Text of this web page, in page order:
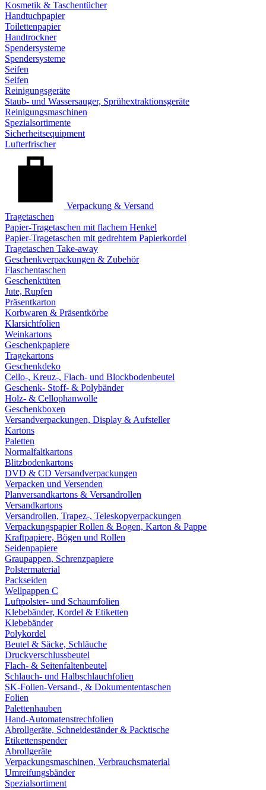
Kosmetik & Taschentücher
Handtuchpapier
Toilettenpapier
Handtrockner
Spendersysteme
Spendersysteme
Seifen
Seifen
Reinigungsgeräte
Staub- und Wassersauger, Sprühextraktionsgeräte
Reinigungsmaschinen
Spezialsortimente
Sicherheitsequipment
Lufterfrischer
Verpackung & Versand
Tragetaschen
Papier-Tragetaschen mit flachem Henkel
Papier-Tragetaschen mit gedrehtem Papierkordel
Tragetaschen Take-away
Geschenkverpackungen & Zubehör
Flaschentaschen
Geschenktüten
Jute, Rupfen
Präsentkarton
Korbwaren & Präsentkörbe
Klarsichtfolien
Weinkartons
Geschenkpapiere
Tragekartons
Geschenkdeko
Cello-, Kreuz-, Flach- und Blockbodenbeutel
Geschenk- Stoff- & Polybänder
Holz- & Cellophanwolle
Geschenkboxen
Versandverpackungen, Display & Aufsteller
Kartons
Paletten
Normalfaltkartons
Blitzbodenkartons
DVD & CD Versandverpackungen
Verpacken und Versenden
Planversandkartons & Versandrollen
Versandkartons
Versandrollen, Trapez-, Teleskopverpackungen
Verpackungspapier Rollen & Bogen, Karton & Pappe
Kraftpapiere, Bögen und Rollen
Seidenpapiere
Graupappen, Schrenzpapiere
Polstermaterial
Packseiden
Wellpappen C
Luftpolster- und Schaumfolien
Klebebänder, Kordel & Etiketten
Klebebänder
Polykordel
Beutel & Säcke, Schläuche
Druckverschlussbeutel
Flach- & Seitenfaltenbeutel
Schlauch- und Halbschlauchfolien
SK-Folien-Versand-, & Dokumententaschen
Folien
Palettenhauben
Hand-Automatenstrechfolien
Abrollgeräte, Schneideständer & Packtische
Etikettenspender
Abrollgeräte
Verpackungsmaschinen, Verbrauchsmaterial
Umreifungsbänder
Spezialsortiment